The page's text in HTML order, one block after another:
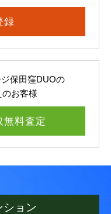
録
保田窪DUOの
お客様
無料査定
ション